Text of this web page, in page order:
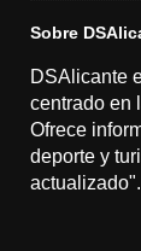
Sobre
DSAlicante
centrado en
Ofrece
deporte y
actualizado".